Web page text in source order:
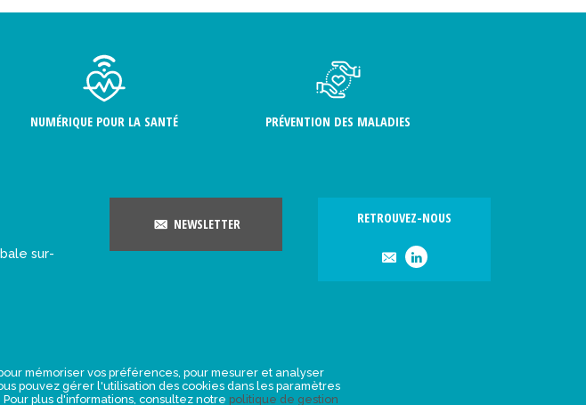
NUMÉRIQUE POUR LA SANTÉ PRÉVENTION DES MALADIES
sur-
NEWSLETTER RETROUVEZ-NOUS
mémoriser vos préférences, pour mesurer et analyser
pouvez gérer l'utilisation des cookies dans les paramètres
plus d'informations, consultez notre politique de gestion